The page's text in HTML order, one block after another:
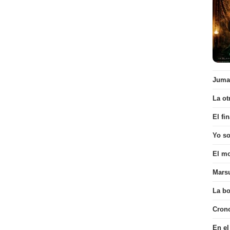
La
El
Yo
El
La
En